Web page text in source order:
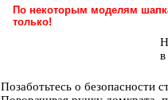
По некоторым моделям
только!
в
Позаботьтесь о безопасности